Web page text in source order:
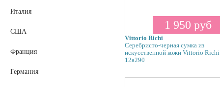
Fiato
Frija
Италия
США
Франция
Германия
1 950 руб
Vittorio Richi
Серебристо-черная сумка из
искусственной кожи Vittorio Richi
12a290